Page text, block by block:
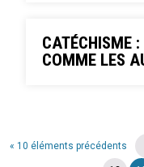
CATÉCHISME
COMME LES
« 10 éléments précédents